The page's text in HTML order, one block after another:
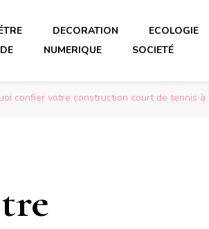
DECORATION ECOLOGIE
NUMERIQUE SOCIETÉ
confier votre construction court de tennis